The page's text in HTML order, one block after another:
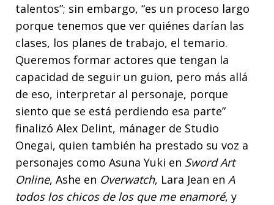
talentos”; sin embargo, “es un proceso largo
porque tenemos que ver quiénes darían las
clases, los planes de trabajo, el temario.
Queremos formar actores que tengan la
capacidad de seguir un guion, pero más allá
de eso, interpretar al personaje, porque
siento que se está perdiendo esa parte”
finalizó Alex Delint, mánager de Studio
Onegai, quien también ha prestado su voz a
personajes como Asuna Yuki en Sword Art
Online, Ashe en Overwatch, Lara Jean en A
todos los chicos de los que me enamoré, y